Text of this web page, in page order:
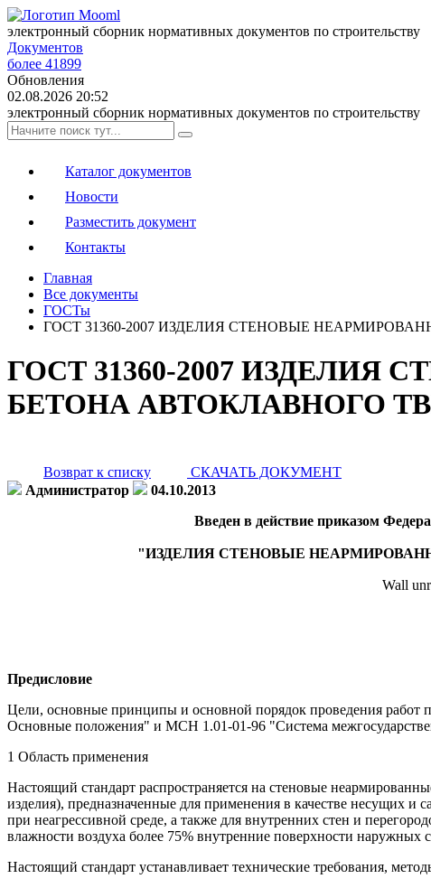
электронный сборник нормативных документов по строительству
Документов
более 41899
Обновления
02.08.2026 20:52
электронный сборник нормативных документов по строительству
Каталог документов
Новости
Разместить документ
Контакты
Главная
Все документы
ГОСТы
ГОСТ 31360-2007 ИЗДЕЛИЯ СТЕНОВЫЕ
ГОСТ 31360-2007
БЕТОНА АВТОКЛАВНОГО
Возврат к списку
СКАЧАТЬ ДОКУМЕНТ
Администратор
04.10.2013
Введен в действие приказом
"ИЗДЕЛИЯ СТЕНОВЫЕ
Wall
Предисловие
Цели, основные принципы и основной порядок проведения работ
Основные положения" и МСН 1.01-01-96 "Система
1 Область применения
Настоящий стандарт распространяется на стеновые
изделия), предназначенные для применения в качестве несущих
при неагрессивной среде, а также для внутренних стен и
влажности воздуха более 75% внутренние поверхности
Настоящий стандарт устанавливает технические требования,